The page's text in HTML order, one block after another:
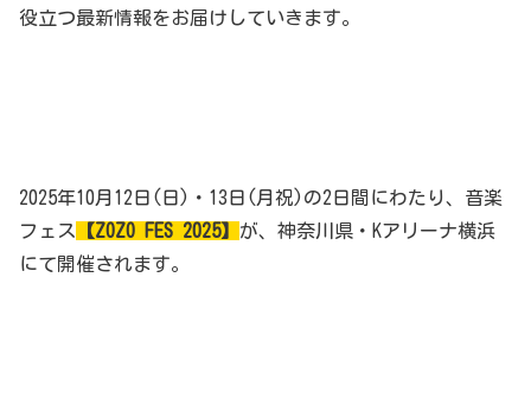
役立つ最新情報をお届けしていきます。
2025年10月12日(日)・13日(月祝)の2日間にわたり、音楽
フェス
【ZOZO FES 2025】 が、神奈川県・Kアリーナ横浜
にて開催されます。